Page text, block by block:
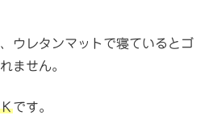
ウレタンマットで寝ているとゴ
ません。
です。